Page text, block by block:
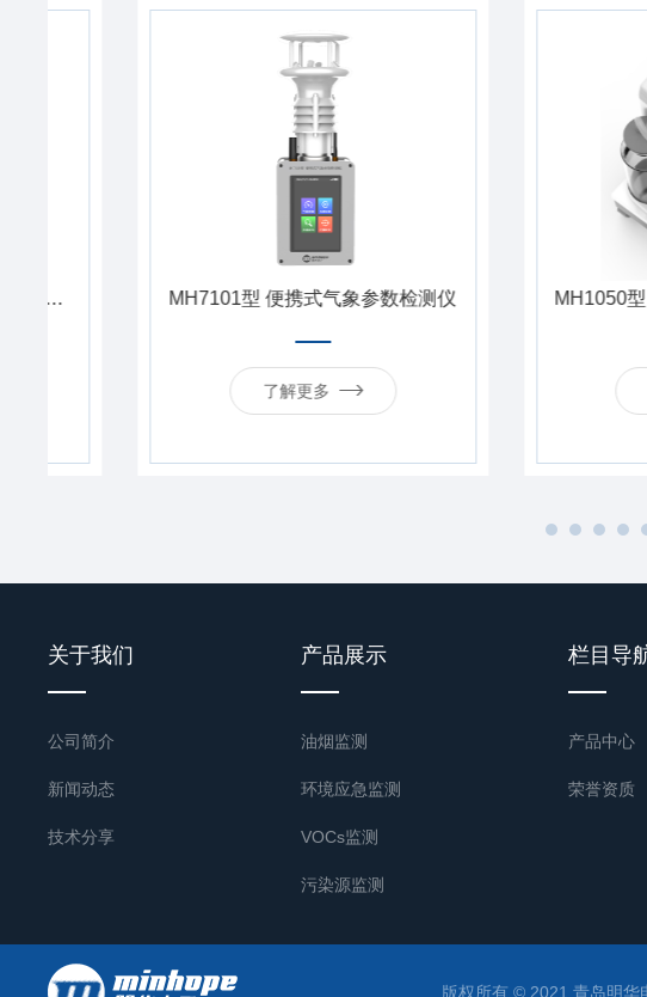
MH7101型 便携式气象参数检测仪 MH1050型 吸收瓶
关于我们
公司简介
新闻动态
技术分享
产品展示
油烟监测
环境应急监测
VOCs监测
污染源监测
栏目导
产品中心
荣誉资质
版权所有 © 2021 青岛明